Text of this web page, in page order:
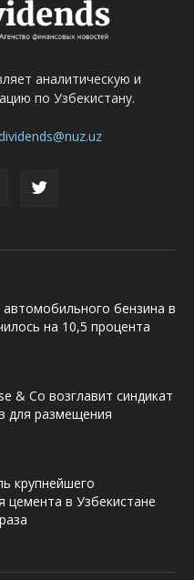
аналитическую и
по Узбекистану.
бензина в
на 10,5 процента
& Co возглавит синдикат
для размещения
крупнейшего
цемента в Узбекистане